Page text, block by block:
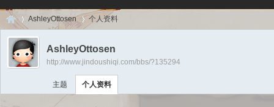
Di ›
AshleyOttosen 个人资料
AshleyOttosen
http://www.jindoushiqi.com/bbs/?135294
主题 个人资料